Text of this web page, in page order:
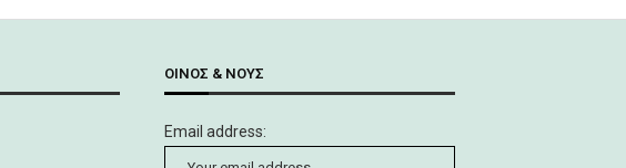
ΟΊΝΟΣ & ΝΟΥΣ
Email address: